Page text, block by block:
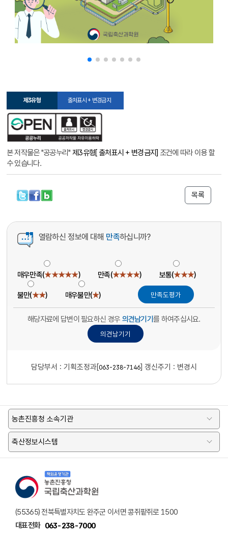
제3유형 출처표시 + 변경금지
본 저작물은 "공공누리" 제3유형[ 출처표시 + 변경금지] 조건에 따라 이용 할
수 있습니다.
목록
열람하신 정보에 대해 만족하십니까?
매우만족(★★★★★) 만족(★★★★) 보통(★★★)
불만(★★) 매우불만(★)
해당자료에 답변이 필요하신 경우 의견남기기를 하여주십시요.
담당부서 : 기획조정과[063-238-7146] 갱신주기 : 변경시
농촌진흥청 소속기관
축산정보시스템
(55365) 전북특별자치도 완주군 이서면 콩쥐팥쥐로 1500
대표전화 063-238-7000